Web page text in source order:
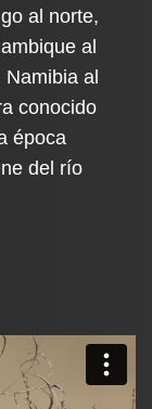
al norte,
al
al
conocido
época
del río